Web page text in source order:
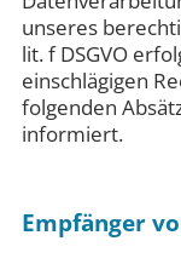
unseres
lit. f DSGVO
einschlägigen
folgenden
informiert.
Empfänger